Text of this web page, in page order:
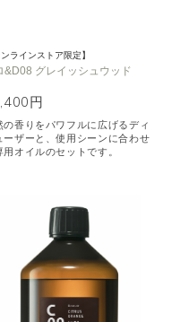
ンラインストア限定】
&D08 グレイッシュウッド
円
の香りをパワフルに広げるディ
ーザーと、使用シーンに合わせ
用オイルのセットです。